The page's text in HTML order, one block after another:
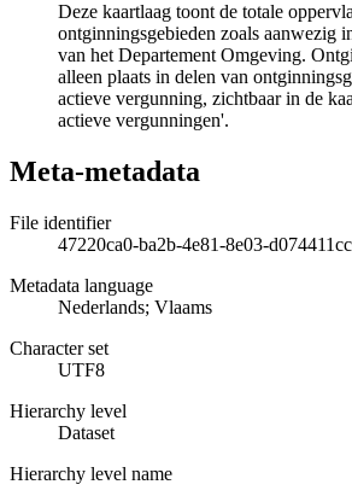
Deze kaartlaag toont de totale
ontginningsgebieden zoals aanwezig
van het Departement Omgeving.
alleen plaats in delen van
actieve vergunning, zichtbaar in de
actieve vergunningen'.
Meta-metadata
File identifier
47220ca0-ba2b-4e81-8e03-
Metadata language
Nederlands; Vlaams
Character set
UTF8
Hierarchy level
Dataset
Hierarchy level name